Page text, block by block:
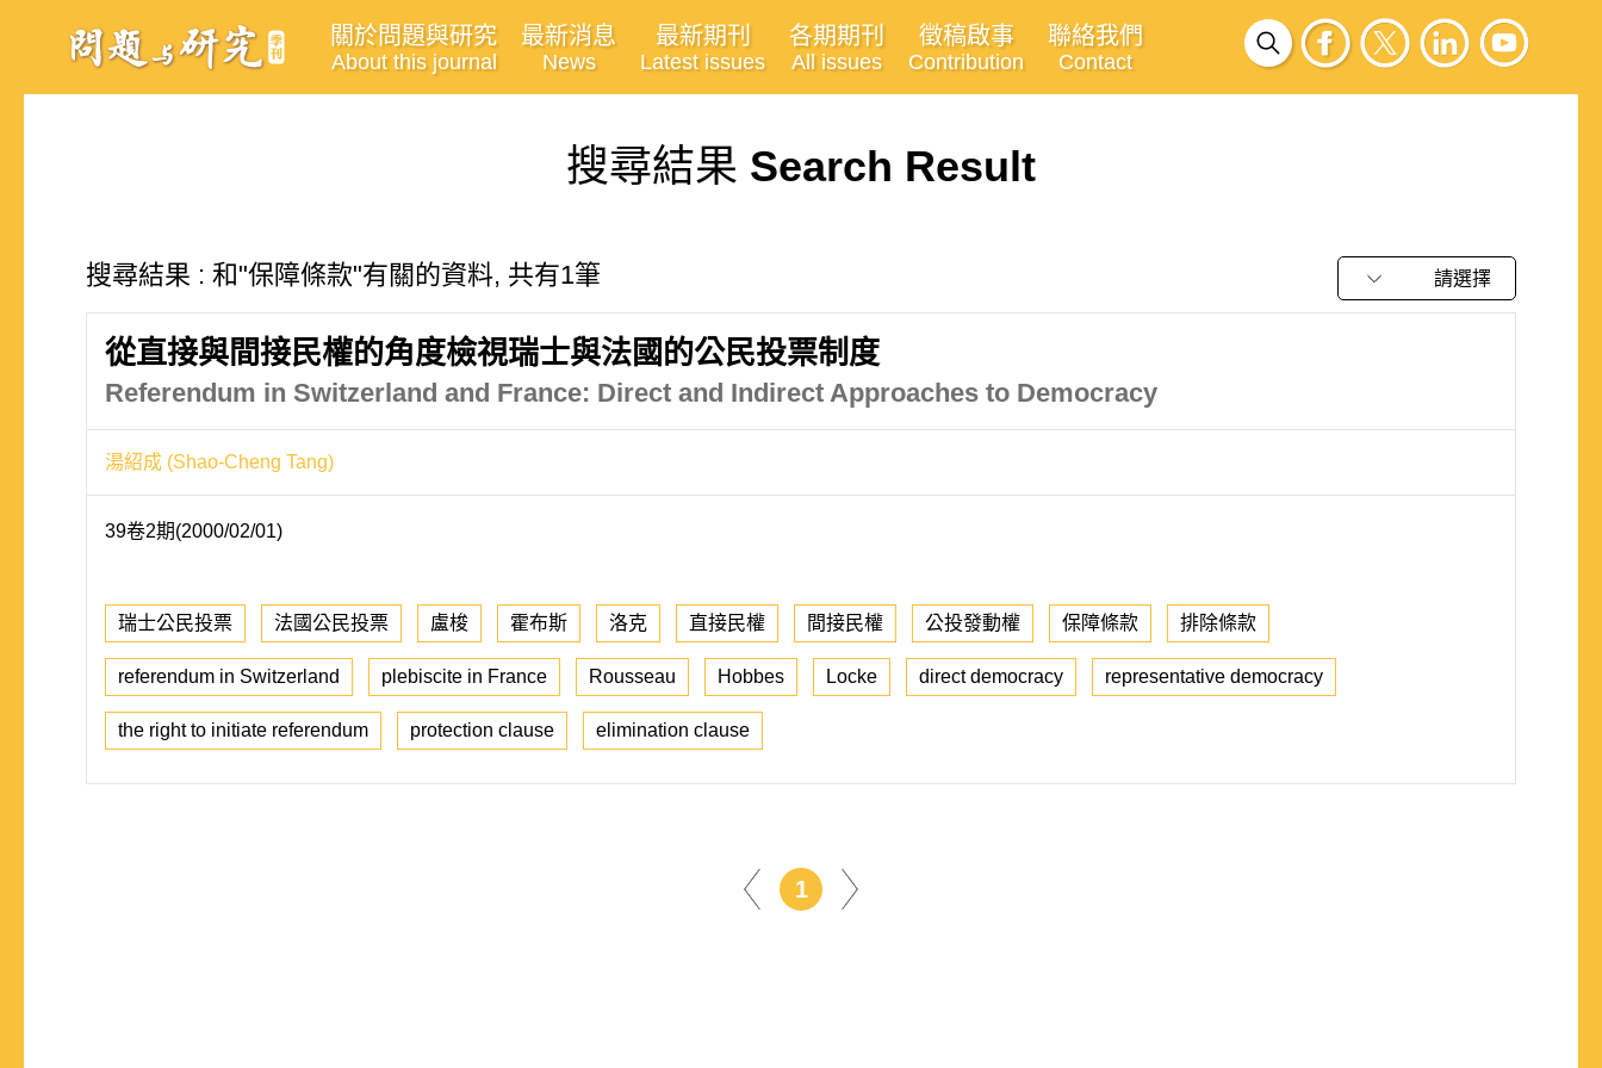
關於問題與研究
About this journal
最新消息
News
最新期刊
Latest issues
各期期刊
All issues
徵稿啟事
Contribution
聯絡我們
Contact
搜尋結果 Search Result
搜尋結果 : 和"保障條款"有關的資料, 共有1筆 請選擇
從直接與間接民權的角度檢視瑞士與法國的公民投票制度
Referendum in Switzerland and France: Direct and Indirect Approaches to Democracy
湯紹成 (Shao-Cheng Tang)
39卷2期(2000/02/01)
瑞士公民投票 法國公民投票 盧梭 霍布斯 洛克 直接民權 間接民權 公投發動權 保障條款 排除條款
referendum in Switzerland plebiscite in France Rousseau Hobbes Locke direct democracy representative democracy
the right to initiate referendum protection clause elimination clause
1